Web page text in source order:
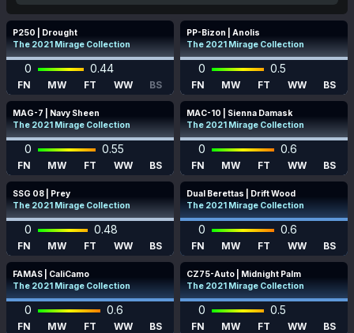
P250 | Drought
The 2021 Mirage Collection
0 0.44
FN MW FT WW BS
PP-Bizon | Anolis
The 2021 Mirage Collection
0 0.5
FN MW FT WW BS
MAG-7 | Navy Sheen
The 2021 Mirage Collection
0 0.55
FN MW FT WW BS
MAC-10 | Sienna Damask
The 2021 Mirage Collection
0 0.6
FN MW FT WW BS
SSG 08 | Prey
The 2021 Mirage Collection
0 0.48
FN MW FT WW BS
Dual Berettas | Drift Wood
The 2021 Mirage Collection
0 0.6
FN MW FT WW BS
FAMAS | CaliCamo
The 2021 Mirage Collection
0 0.6
FN MW FT WW BS
CZ75-Auto | Midnight Palm
The 2021 Mirage Collection
0 0.5
FN MW FT WW BS